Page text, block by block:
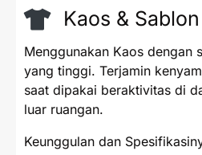
Kaos & Sablon
Menggunakan Kaos dengan
yang tinggi. Terjamin
saat dipakai beraktivitas di
luar ruangan.
Keunggulan dan